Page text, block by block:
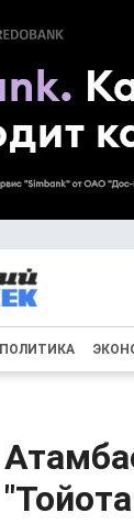
ПОЛИТИКА